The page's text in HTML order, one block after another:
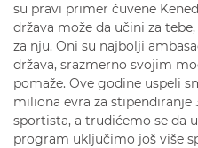
su pravi primer čuvene
država može da učini za
za nju. Oni su najbolji
država, srazmerno svojim
pomaže. Ove godine uspeli
miliona evra za
sportista, a trudićemo se da
program uključimo još više